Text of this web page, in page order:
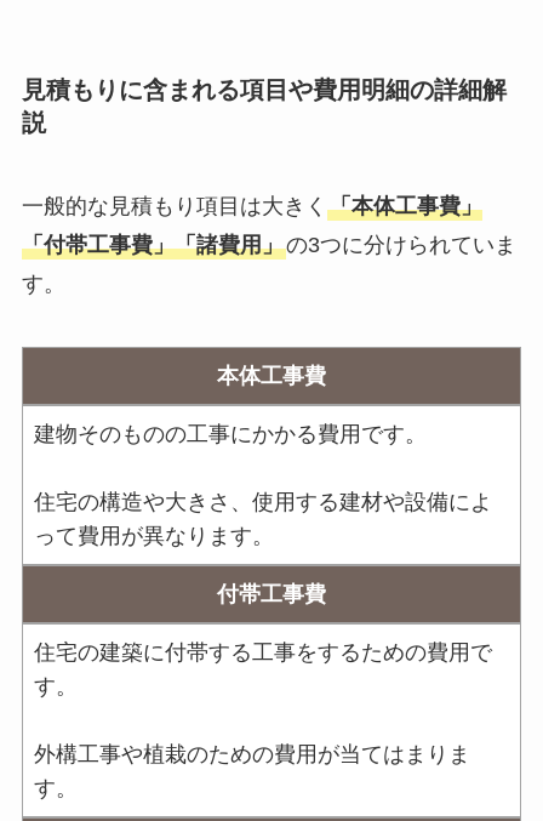
見積もりに含まれる項目や費用明細の詳細解
説
一般的な見積もり項目は大きく 「本体工事費」
「付帯工事費」「諸費用」の3つに分けられていま
す。
本体工事費
建物そのものの工事にかかる費用です。
住宅の構造や大きさ、使用する建材や設備によ
って費用が異なります。
付帯工事費
住宅の建築に付帯する工事をするための費用で
す。
外構工事や植栽のための費用が当てはまりま
す。